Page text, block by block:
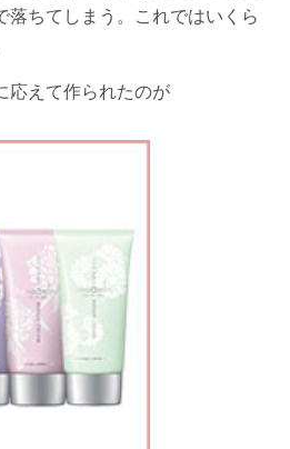
落ちてしまう。これではいくら
応えて作られたのが